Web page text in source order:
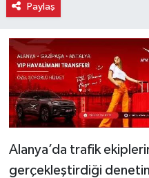
Paylaş
Alanya’da trafik
gerçekleştirdiği